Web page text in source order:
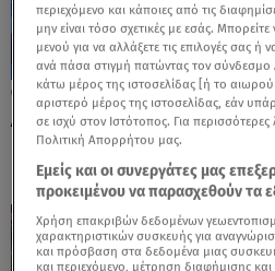
27.03.24, 22:58
Αντιδράσεις για την
καζίνο επί της Κηφισίας
περιεχόμενο και κάποιες από τις
μην είναι τόσο σχετικές με εσάς.
μενού για να αλλάξετε τις επιλογές σας
ανά πάσα στιγμή πατώντας τον σύνδεσμο
κάτω μέρος της ιστοσελίδας [ή το
αριστερό μέρος της ιστοσελίδας, εάν
σε ισχύ στον Ιστότοπος. Για περισσότερες
Πολιτική Απορρήτου μας.
Εμείς και οι συνεργάτες μας
προκειμένου να παρασχεθούν τα
Χρήση επακριβών δεδομένων
χαρακτηριστικών συσκευής για
και πρόσβαση στα δεδομένα μιας
και περιεχόμενο, μέτρηση διαφήμισης